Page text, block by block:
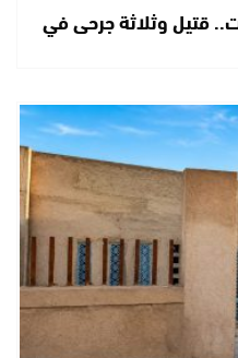
قتيل وثلاثة جرحى في